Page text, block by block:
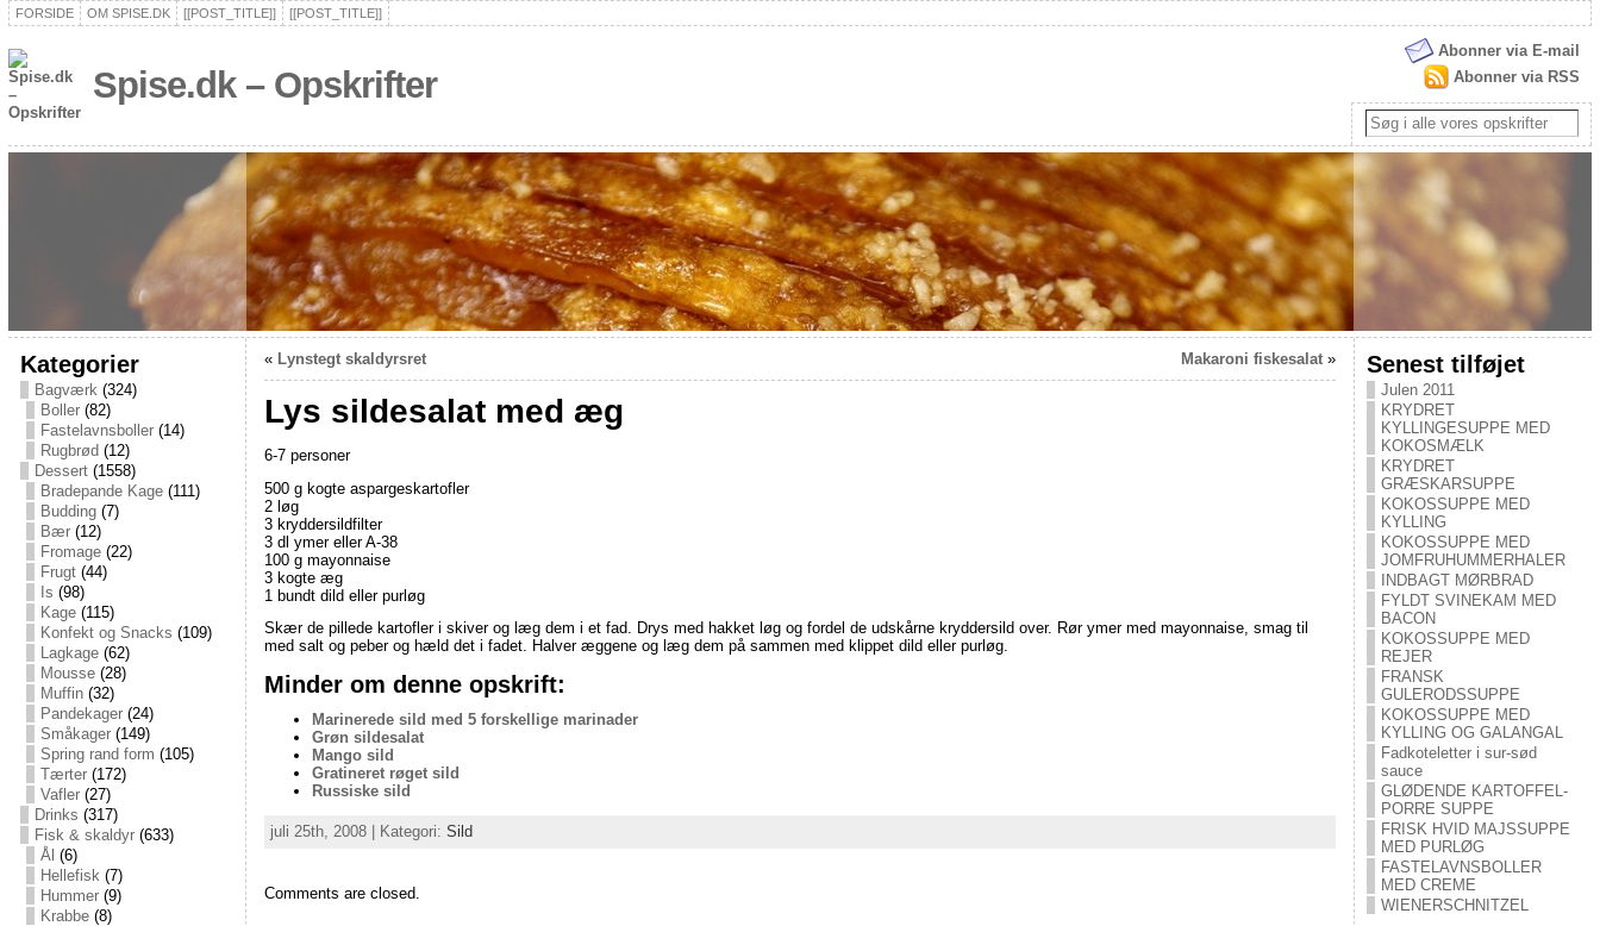
FORSIDE OM SPISE.DK [[POST_TITLE]] [[POST_TITLE]]
Spise.dk – Opskrifter
Abonner via E-mail
Abonner via RSS
Kategorier
Bagværk(324)
Boller(82)
Fastelavnsboller(14)
Rugbrød (12)
Dessert(1558)
Bradepande Kage(111)
Budding(7)
Bær(12)
Fromage(22)
Frugt(44)
Is (98)
Kage(115)
Konfekt og Snacks (109)
Lagkage(62)
Mousse(28)
Muffin(32)
Pandekager(24)
Småkager(149)
Spring rand form (105)
Tærter(172)
Vafler(27)
Drinks (317)
Fisk & skaldyr(633)
Ål (6)
Hellefisk(7)
Hummer(9)
Krabbe(8)
« Lynstegt skaldyrsret Makaroni fiskesalat»
Lys sildesalat med æg
6-7 personer
500 g kogte aspargeskartofler
2 løg
3 kryddersildfilter
3 dl ymer eller A-38
100 g mayonnaise
3 kogte æg
1 bundt dild eller purløg
Skær de pillede kartofler i skiver og læg dem i et fad. Drys med hakket løg og fordel de udskårne kryddersild over. Rør ymer med mayonnaise, smag til
med salt og peber og hæld det i fadet. Halver æggene og læg dem på sammen med klippet dild eller purløg.
Minder om denne opskrift:
Marinerede sild med 5 forskellige marinader
Grøn sildesalat
Mango sild
Gratineret røget sild
Russiske sild
juli 25th, 2008 | Kategori: Sild
Comments are closed.
Senest tilføjet
Julen 2011
KRYDRET
KYLLINGESUPPE MED
KOKOSMÆLK
KRYDRET
GRÆSKARSUPPE
KOKOSSUPPE MED
KYLLING
KOKOSSUPPE MED
JOMFRUHUMMERHALER
INDBAGT MØRBRAD
FYLDT SVINEKAM MED
BACON
KOKOSSUPPE MED
REJER
FRANSK
GULERODSSUPPE
KOKOSSUPPE MED
KYLLING OG GALANGAL
Fadkoteletter i sur-sød
sauce
GLØDENDE KARTOFFEL-
PORRE SUPPE
FRISK HVID MAJSSUPPE
MED PURLØG
FASTELAVNSBOLLER
MED CREME
WIENERSCHNITZEL